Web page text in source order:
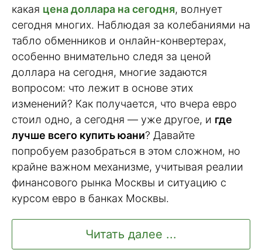
какая цена доллара на сегодня, волнует
сегодня многих. Наблюдая за колебаниями на
табло обменников и онлайн-конвертерах,
особенно внимательно следя за ценой
доллара на сегодня, многие задаются
вопросом: что лежит в основе этих
изменений? Как получается, что вчера евро
стоил одно, а сегодня — уже другое, и где
лучше всего купить юани? Давайте
попробуем разобраться в этом сложном, но
крайне важном механизме, учитывая реалии
финансового рынка Москвы и ситуацию с
курсом евро в банках Москвы.
Читать далее ...